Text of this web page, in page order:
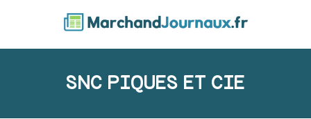
SNC PIQUES ET CIE